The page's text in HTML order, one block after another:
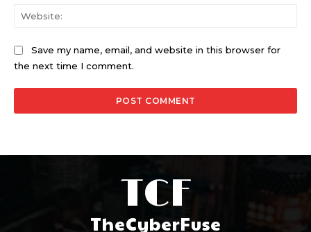
Save my name, email, and website in this browser for
the next time I comment.
TCF
TheCyberFuse